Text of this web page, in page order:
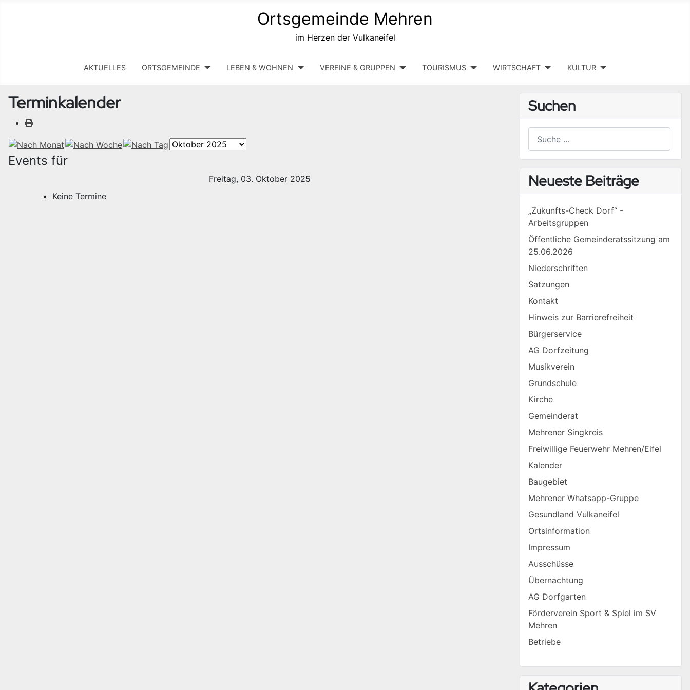
Ortsgemeinde Mehren
im Herzen der Vulkaneifel
AKTUELLES ORTSGEMEINDE LEBEN & WOHNEN VEREINE & GRUPPEN TOURISMUS WIRTSCHAFT KULTUR
Terminkalender
Events für
Freitag, 03. Oktober 2025
Keine Termine
Suchen
Neueste Beiträge
„Zukunfts-Check Dorf“ -
Arbeitsgruppen
Öffentliche Gemeinderatssitzung am
25.06.2026
Niederschriften
Satzungen
Kontakt
Hinweis zur Barrierefreiheit
Bürgerservice
AG Dorfzeitung
Musikverein
Grundschule
Kirche
Gemeinderat
Mehrener Singkreis
Freiwillige Feuerwehr Mehren/Eifel
Kalender
Baugebiet
Mehrener Whatsapp-Gruppe
Gesundland Vulkaneifel
Ortsinformation
Impressum
Ausschüsse
Übernachtung
AG Dorfgarten
Förderverein Sport & Spiel im SV
Mehren
Betriebe